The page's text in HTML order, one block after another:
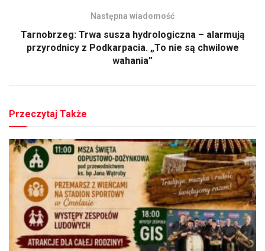
Następna wiadomość
Tarnobrzeg: Trwa susza hydrologiczna – alarmują
przyrodnicy z Podkarpacia. „To nie są chwilowe
wahania”
Przeczytaj Także